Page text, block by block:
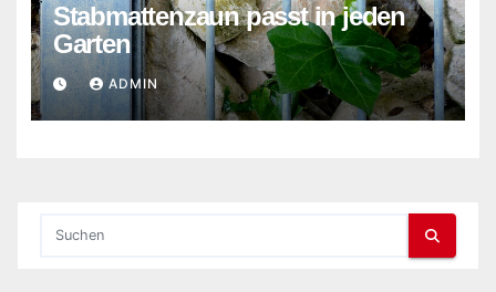
Stabmattenzaun passt in jeden
Garten
ADMIN